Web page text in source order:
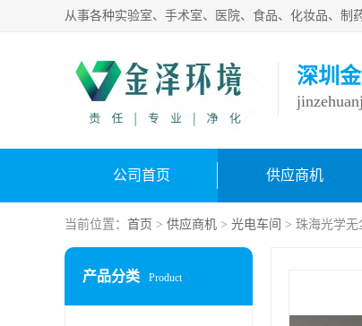
深圳
公司首页 供应商机
当前位置： 首页 > 供应商机 > 光电车间 > 珠海光学无
产品分类 Product